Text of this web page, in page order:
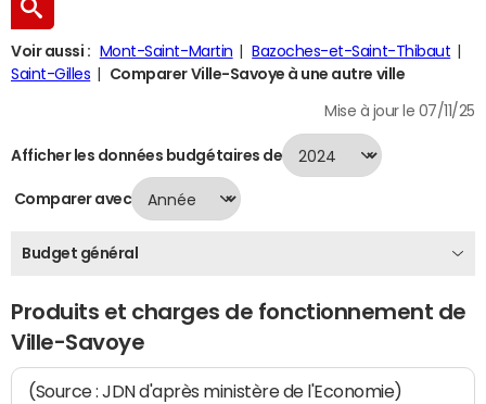
Voir aussi : Mont-Saint-Martin
Bazoches-et-Saint-Thibaut
Saint-Gilles
Comparer Ville-Savoye à une autre ville
Mise à jour le 07/11/25
Afficher les données budgétaires de
Comparer avec
Budget général
Produits et charges de fonctionnement de
Ville-Savoye
(Source : JDN d'après ministère de l'Economie)